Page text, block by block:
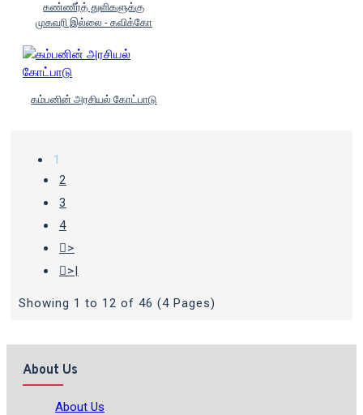
கண்ணீர்த் துளிகளுக்கு
முகவரி இல்லை - கவிக்கோ
கம்பனின் அரசியல் கோட்பாடு
1
2
3
4
>
>|
Showing 1 to 12 of 46 (4 Pages)
About Us
About Us